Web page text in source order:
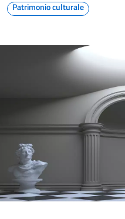
Patrimonio culturale